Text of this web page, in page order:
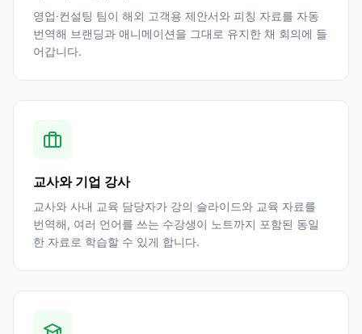
영업·컨설팅 팀이 해외 고객용 제안서와 피칭 자료를 자동
번역해 브랜딩과 애니메이션을 그대로 유지한 채 회의에 들
어갑니다.
교사와 기업 강사
교사와 사내 교육 담당자가 강의 슬라이드와 교육 자료를
번역해, 여러 언어를 쓰는 수강생이 노트까지 포함된 동일
한 자료로 학습할 수 있게 합니다.